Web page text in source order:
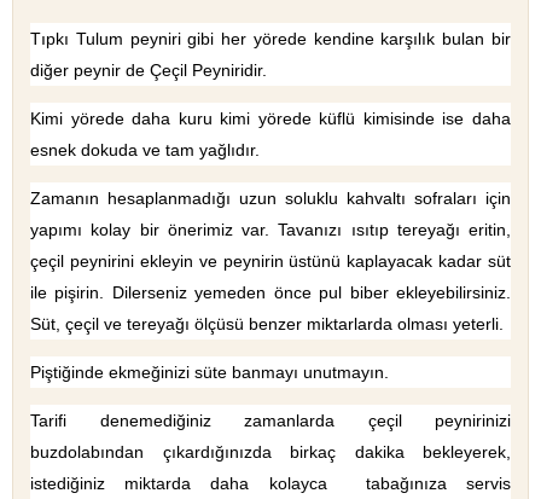
Tıpkı Tulum peyniri gibi her yörede kendine karşılık bulan bir
diğer peynir de Çeçil Peyniridir.
Kimi yörede daha kuru kimi yörede küflü kimisinde ise daha
esnek dokuda ve tam yağlıdır.
Zamanın hesaplanmadığı uzun soluklu kahvaltı sofraları için
yapımı kolay bir önerimiz var. Tavanızı ısıtıp tereyağı eritin,
çeçil peynirini ekleyin ve peynirin üstünü kaplayacak kadar süt
ile pişirin. Dilerseniz yemeden önce pul biber ekleyebilirsiniz.
Süt, çeçil ve tereyağı ölçüsü benzer miktarlarda olması yeterli.
Piştiğinde ekmeğinizi süte banmayı unutmayın.
Tarifi denemediğiniz zamanlarda çeçil peynirinizi
buzdolabından çıkardığınızda birkaç dakika bekleyerek,
istediğiniz miktarda daha kolayca  tabağınıza servis